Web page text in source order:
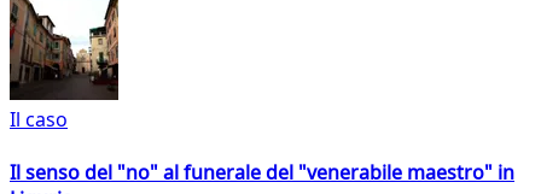
Il caso
Il senso del "no" al funerale del "venerabile maestro" in